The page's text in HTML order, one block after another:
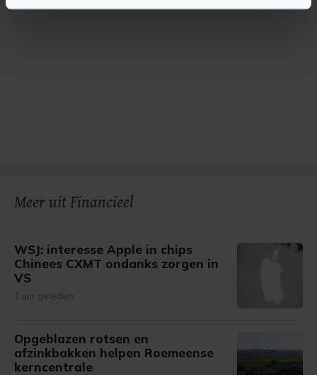
U kunt uw toestemming op elk moment wijzigen of
Meer uit Financieel
WSJ: interesse Apple in chips
Chinees CXMT ondanks zorgen in
VS
1 uur geleden
Opgeblazen rotsen en
afzinkbakken helpen Roemeense
kerncentrale